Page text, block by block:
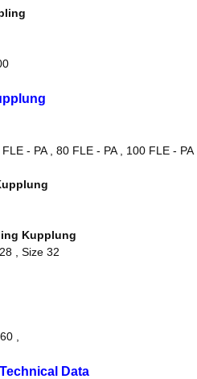
- PA , 80 FLE - PA , 100 FLE -
Kupplung
, Size 32
,
Data